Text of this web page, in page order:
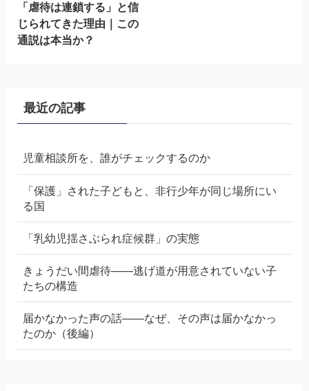
「虐待は連鎖する」と信
じられてきた理由｜この
通説は本当か？
最近の記事
児童相談所を、誰がチェックするのか
「保護」された子どもと、非行少年が同じ場所にい
る国
「乳幼児揺さぶられ症候群」の実態
きょうだい間虐待——逃げ道が用意されていない子
たちの構造
届かなかった声の話——なぜ、その声は届かなかっ
たのか（後編）